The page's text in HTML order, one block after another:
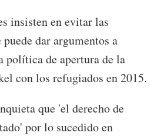
insisten en evitar las
dar argumentos a
política de apertura de la
con los refugiados en 2015.
que 'el derecho de
por lo sucedido en